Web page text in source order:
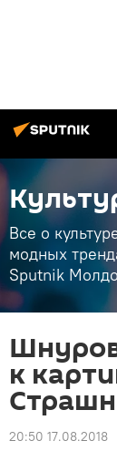
Все о
модных
Sputnik
к
20:50 17.08.2018